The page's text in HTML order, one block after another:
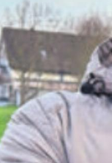
Alles oder nichts